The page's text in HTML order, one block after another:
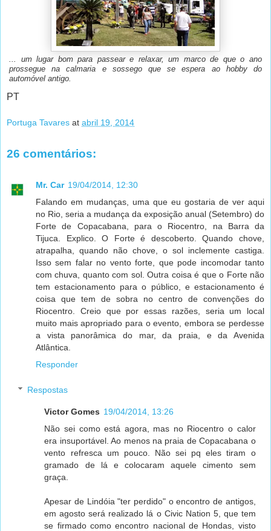
... um lugar bom para passear e relaxar, um marco de que o ano
prossegue na calmaria e sossego que se espera ao hobby do
automóvel antigo.
PT
Portuga Tavares at abril 19, 2014
26 comentários:
Mr. Car 19/04/2014, 12:30
Falando em mudanças, uma que eu gostaria de ver aqui
no Rio, seria a mudança da exposição anual (Setembro) do
Forte de Copacabana, para o Riocentro, na Barra da
Tijuca. Explico. O Forte é descoberto. Quando chove,
atrapalha, quando não chove, o sol inclemente castiga.
Isso sem falar no vento forte, que pode incomodar tanto
com chuva, quanto com sol. Outra coisa é que o Forte não
tem estacionamento para o público, e estacionamento é
coisa que tem de sobra no centro de convenções do
Riocentro. Creio que por essas razões, seria um local
muito mais apropriado para o evento, embora se perdesse
a vista panorâmica do mar, da praia, e da Avenida
Atlântica.
Responder
Respostas
Victor Gomes 19/04/2014, 13:26
Não sei como está agora, mas no Riocentro o calor
era insuportável. Ao menos na praia de Copacabana o
vento refresca um pouco. Não sei pq eles tiram o
gramado de lá e colocaram aquele cimento sem
graça.
Apesar de Lindóia "ter perdido" o encontro de antigos,
em agosto será realizado lá o Civic Nation 5, que tem
se firmado como encontro nacional de Hondas, visto